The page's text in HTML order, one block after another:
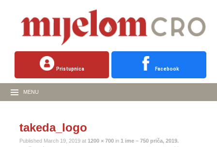
Pristupnica Facebook
MENU
takeda_logo
Published March 19, 2019 at 1200 × 700 in 1 ime – 750 priča, 2019.